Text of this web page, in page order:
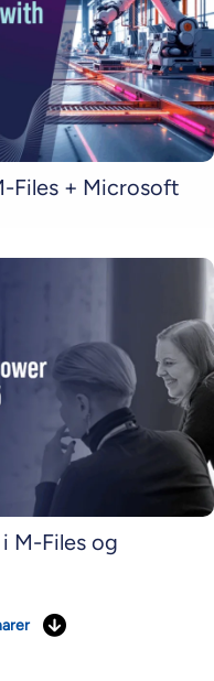
Files + Microsoft
M-Files og